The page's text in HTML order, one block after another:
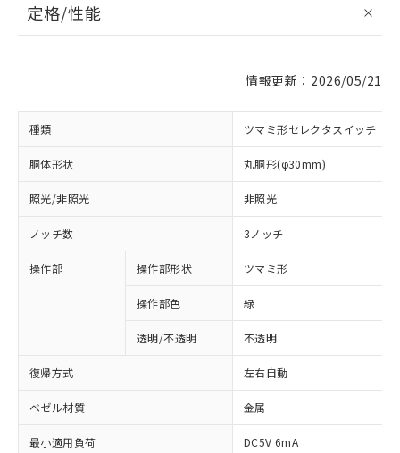
定格/性能
情報更新：2026/05/21
種類 ツマミ形セレクタスイッチ
胴体形状 丸胴形(φ30mm)
照光/非照光 非照光
ノッチ数 3ノッチ
操作部 操作部形状 ツマミ形
操作部色 緑
透明/不透明 不透明
復帰方式 左右自動
ベゼル材質 金属
最小適用負荷 DC5V 6mA